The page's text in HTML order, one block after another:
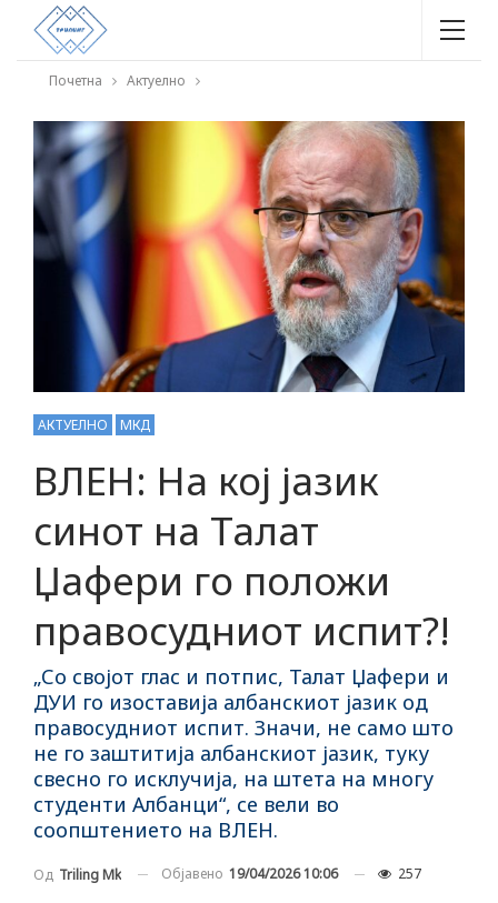
Почетна Актуелно
АКТУЕЛНО МКД
ВЛЕН: На кој јазик
синот на Талат
Џафери го положи
правосудниот испит?!
„Со својот глас и потпис, Талат Џафери и
ДУИ го изоставија албанскиот јазик од
правосудниот испит. Значи, не само што
не го заштитија албанскиот јазик, туку
свесно го исклучија, на штета на многу
студенти Албанци“, се вели во
соопштението на ВЛЕН.
Од Triling Mk Објавено 19/04/2026 10:06 257